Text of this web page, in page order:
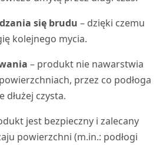
się brudu – dzięki czemu
kolejnego mycia.
– produkt nie nawarstwia
przez co podłoga
dłużej czysta.
jest bezpieczny i zalecany
powierzchni (m.in.: podłogi